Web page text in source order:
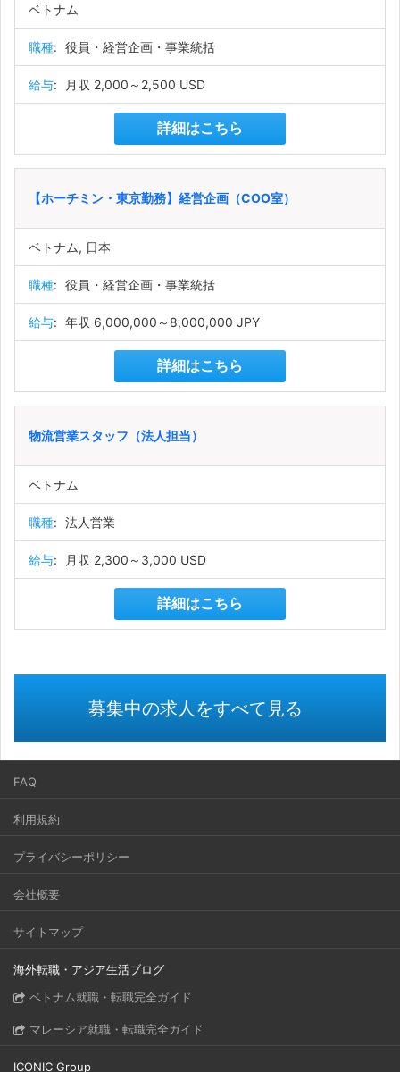
ベトナム
職種: 役員・経営企画・事業統括
給与: 月収 2,000～2,500 USD
詳細はこちら
【ホーチミン・東京勤務】経営企画（COO室）
ベトナム, 日本
職種: 役員・経営企画・事業統括
給与: 年収 6,000,000～8,000,000 JPY
詳細はこちら
物流営業スタッフ（法人担当）
ベトナム
職種: 法人営業
給与: 月収 2,300～3,000 USD
詳細はこちら
募集中の求人をすべて見る
FAQ
利用規約
プライバシーポリシー
会社概要
サイトマップ
海外転職・アジア生活ブログ
ベトナム就職・転職完全ガイド
マレーシア就職・転職完全ガイド
ICONIC Group